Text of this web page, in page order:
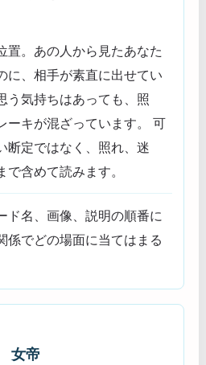
置。あの人から見たあなた
に、相手が素直に出せてい
う気持ちはあっても、照
ーキが混ざっています。 可
断定ではなく、照れ、迷
含めて読みます。
ド名、画像、説明の順番に
係でどの場面に当てはまる
女帝